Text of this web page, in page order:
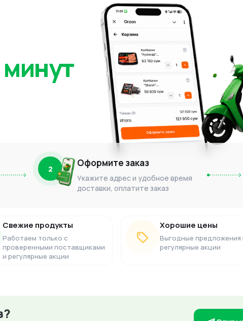
2 Оформите заказ
Укажите адрес и удобное время
доставки, оплатите заказ
Свежие продукты
Работаем только с
проверенными поставщиками
и регулярные акции
Хорошие цены
Выгодные предложения
регулярные акции